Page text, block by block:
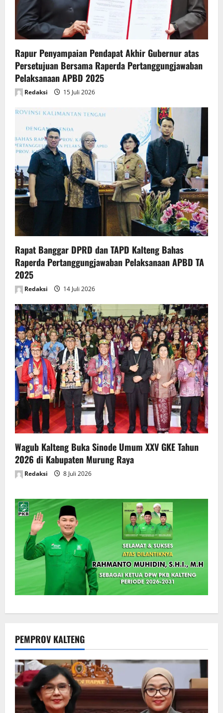
o
n
Rapur Penyampaian Pendapat Akhir Gubernur atas
Persetujuan Bersama Raperda Pertanggungjawaban
Pelaksanaan APBD 2025
Redaksi 15 Juli 2026
Rapat Banggar DPRD dan TAPD Kalteng Bahas
Raperda Pertanggungjawaban Pelaksanaan APBD TA
2025
Redaksi 14 Juli 2026
Wagub Kalteng Buka Sinode Umum XXV GKE Tahun
2026 di Kabupaten Murung Raya
Redaksi 8 Juli 2026
PEMPROV KALTENG